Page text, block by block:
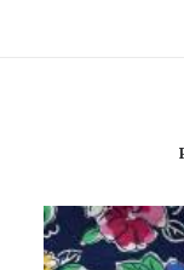
WHITE
TIGER